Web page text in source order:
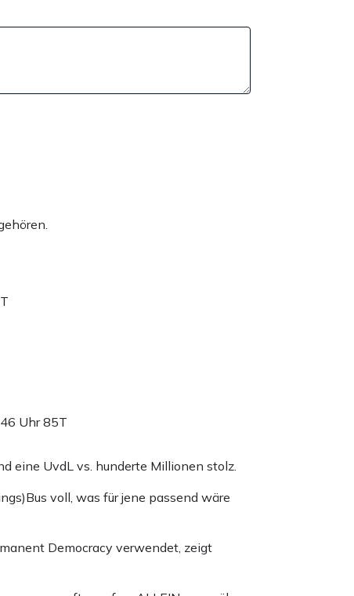
Uhr85T
eine UvdL vs. hunderte Millionen stolz.
voll, was für jene passend wäre
Democracy verwendet, zeigt